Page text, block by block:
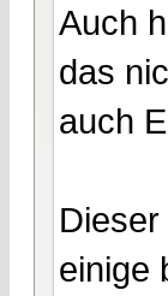
Auch
das
auch
einige